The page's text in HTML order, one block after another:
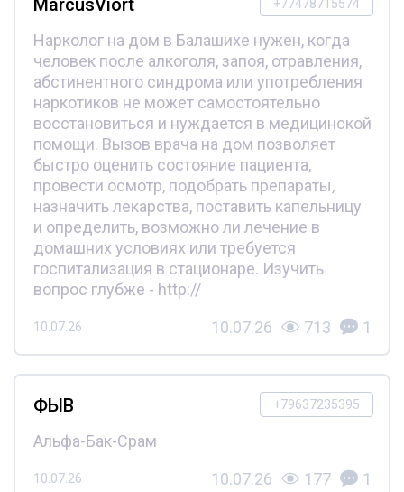
+77478715574
Нарколог на дом в Балашихе нужен, когда
человек после алкоголя, запоя, отравления,
абстинентного синдрома или употребления
наркотиков не может самостоятельно
восстановиться и нуждается в медицинской
помощи. Вызов врача на дом позволяет
быстро оценить состояние пациента,
провести осмотр, подобрать препараты,
назначить лекарства, поставить капельницу
и определить, возможно ли лечение в
домашних условиях или требуется
госпитализация в стационаре. Изучить
вопрос глубже - http://
10.07.26 10.07.26 713 1
+79637235395
ФЫВ
Альфа-Бак-Срам
10.07.26 10.07.26 177 1